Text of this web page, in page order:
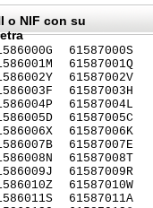
o NIF con su
61587000S
61587001Q
61587002V
61587003H
61587004L
61587005C
61587006K
61587007E
61587008T
61587009R
61587010W
61587011A